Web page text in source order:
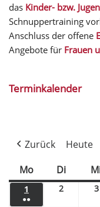
das Kinder- bzw.
Schnuppertraining
Anschluss der offene
Angebote für Frauen
Terminkalender
Zurück Heute
Mo
Di
1
●●
2 3